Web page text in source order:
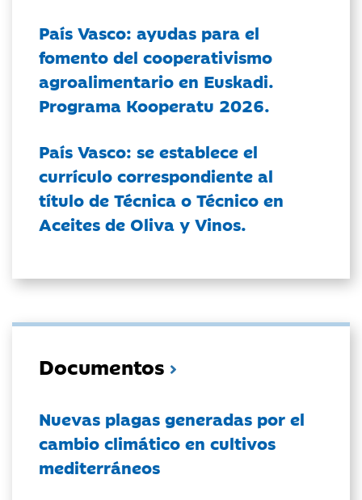
País Vasco: ayudas para el
fomento del cooperativismo
agroalimentario en Euskadi.
Programa Kooperatu 2026.
País Vasco: se establece el
currículo correspondiente al
título de Técnica o Técnico en
Aceites de Oliva y Vinos.
Documentos
Nuevas plagas generadas por el
cambio climático en cultivos
mediterráneos